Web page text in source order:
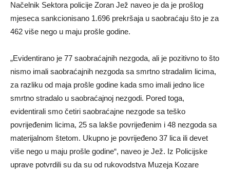
Načelnik Sektora policije Zoran Jež naveo je da je prošlog
mjeseca sankcionisano 1.696 prekršaja u saobraćaju što je za
462 više nego u maju prošle godine.
„Evidentirano je 77 saobraćajnih nezgoda, ali je pozitivno to što
nismo imali saobraćajnih nezgoda sa smrtno stradalim licima,
za razliku od maja prošle godine kada smo imali jedno lice
smrtno stradalo u saobraćajnoj nezgodi. Pored toga,
evidentirali smo četiri saobraćajne nezgode sa teško
povrijeđenim licima, 25 sa lakše povrijeđenim i 48 nezgoda sa
materijalnom štetom. Ukupno je povrijeđeno 37 lica ili devet
više nego u maju prošle godine“, naveo je Jež. Iz Policijske
uprave potvrdili su da su od rukovodstva Muzeja Kozare